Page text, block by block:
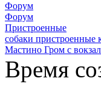
Форум
Форум
Пристроенные
собаки пристроенные
Мастино Гром с
Время